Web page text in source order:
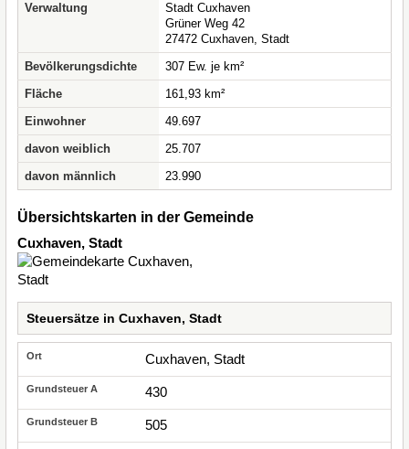
Verwaltung
Stadt Cuxhaven
Grüner Weg 42
27472 Cuxhaven, Stadt
Bevölkerungsdichte
307 Ew. je km²
Fläche
161,93 km²
Einwohner
49.697
davon weiblich
25.707
davon männlich
23.990
Übersichtskarten in der Gemeinde
Cuxhaven, Stadt
Steuersätze in Cuxhaven, Stadt
Cuxhaven, Stadt
430
505